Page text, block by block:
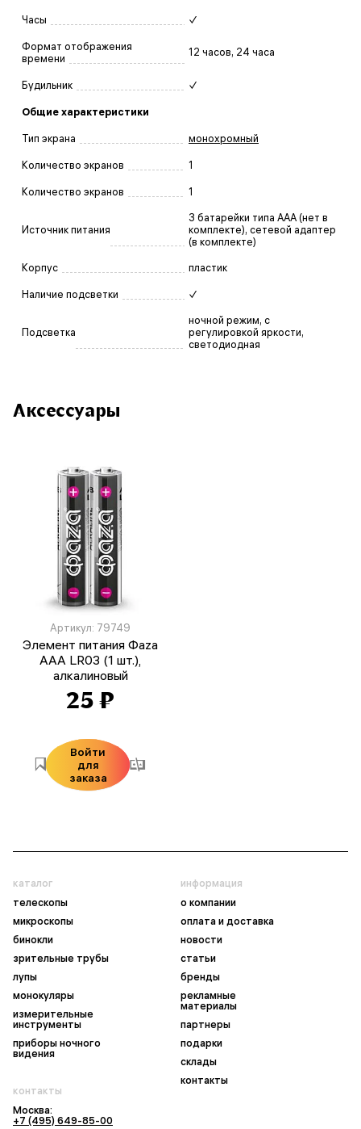
Часы ✓
Формат отображения
времени
12 часов, 24 часа
Будильник ✓
Общие характеристики
Тип экрана монохромный
Количество экранов 1
Количество экранов 1
Источник питания
3 батарейки типа AAA (нет в
комплекте), сетевой адаптер
(в комплекте)
Корпус пластик
Наличие подсветки ✓
Подсветка
ночной режим, с
регулировкой яркости,
светодиодная
Аксессуары
Артикул: 79749
Элемент питания Фаza
AAA LR03 (1 шт.),
алкалиновый
25 ₽
Войти
для
заказа
каталог
телескопы
микроскопы
бинокли
зрительные трубы
лупы
монокуляры
измерительные
инструменты
приборы ночного
видения
информация
о компании
оплата и доставка
новости
статьи
бренды
рекламные
материалы
партнеры
подарки
склады
контакты
контакты
Москва:
+7 (495) 649-85-00